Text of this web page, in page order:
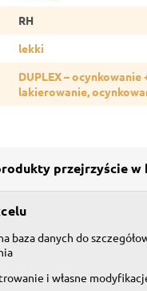
RH
lekki
DUPLEX – ocynkowanie
lakierowanie,
przejrzyście w
baza danych do
i własne